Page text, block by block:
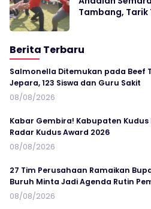
Tambang, Tarik
Berita Terbaru
Salmonella Ditemukan pada Beef
Jepara, 123 Siswa dan Guru Sakit
08/08/2026
Kabar Gembira! Kabupaten
Radar Kudus Award 2026
08/08/2026
27 Tim Perusahaan Ramaikan
Buruh Minta Jadi Agenda Rutin
08/08/2026